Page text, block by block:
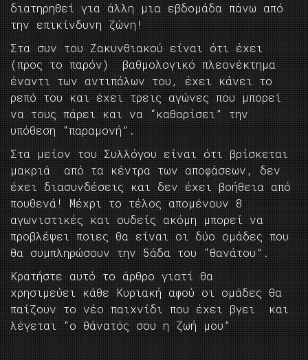
διατηρηθεί για άλλη μια εβδομάδα πάνω από
την επικίνδυνη ζώνη!
Στα συν του Ζακυνθιακού είναι ότι έχει
(προς το παρόν) βαθμολογικό πλεονέκτημα
έναντι των αντιπάλων του, έχει κάνει το
ρεπό του και έχει τρεις αγώνες που μπορεί
να τους πάρει και να “καθαρίσει” την
υπόθεση “παραμονή”.
Στα μείον του Συλλόγου είναι ότι βρίσκεται
μακριά από τα κέντρα των αποφάσεων, δεν
έχει διασυνδέσεις και δεν έχει βοήθεια από
πουθενά! Μέχρι το τέλος απομένουν 8
αγωνιστικές και ουδείς ακόμη μπορεί να
προβλέψει ποιες θα είναι οι δύο ομάδες που
θα συμπληρώσουν την 5άδα του “θανάτου”.
Κρατήστε αυτό το άρθρο γιατί θα
χρησιμεύει κάθε Κυριακή αφού οι ομάδες θα
παίζουν το νέο παιχνίδι που έχει βγει και
λέγεται “ο θάνατός σου η ζωή μου”